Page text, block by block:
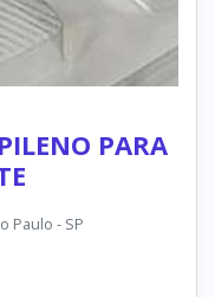
PARA
Paulo - SP